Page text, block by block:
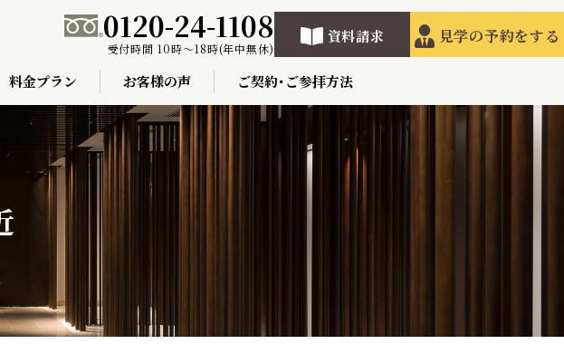
0120-24-1108
受付時間 10時〜18時(年中無休)
資料請求 見学の予約をする
料金プラン お客様の声 ご契約･ご参拝方法